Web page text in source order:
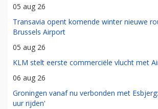
05 aug 26
Transavia opent komende winter nieuwe
Brussels Airport
05 aug 26
KLM stelt eerste commerciële vlucht met
06 aug 26
Groningen vanaf nu verbonden met
uur rijden'